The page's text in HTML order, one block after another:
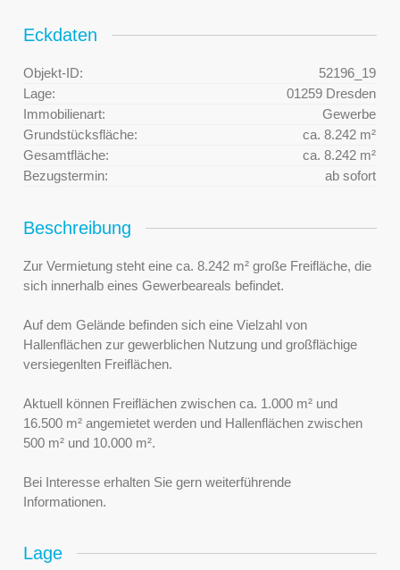
Eckdaten
Objekt-ID:
52196_19
Lage:
01259 Dresden
Immobilienart:
Gewerbe
Grundstücksfläche:
ca. 8.242 m²
Gesamtfläche:
ca. 8.242 m²
Bezugstermin:
ab sofort
Beschreibung
Zur Vermietung steht eine ca. 8.242 m² große Freifläche, die
sich innerhalb eines Gewerbeareals befindet.
Auf dem Gelände befinden sich eine Vielzahl von
Hallenflächen zur gewerblichen Nutzung und großflächige
versiegenlten Freiflächen.
Aktuell können Freiflächen zwischen ca. 1.000 m² und
16.500 m² angemietet werden und Hallenflächen zwischen
500 m² und 10.000 m².
Bei Interesse erhalten Sie gern weiterführende
Informationen.
Lage